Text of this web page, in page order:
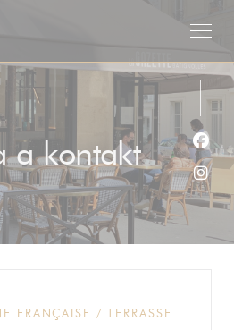
a kontakt
FRANÇAISE / TERRASSE